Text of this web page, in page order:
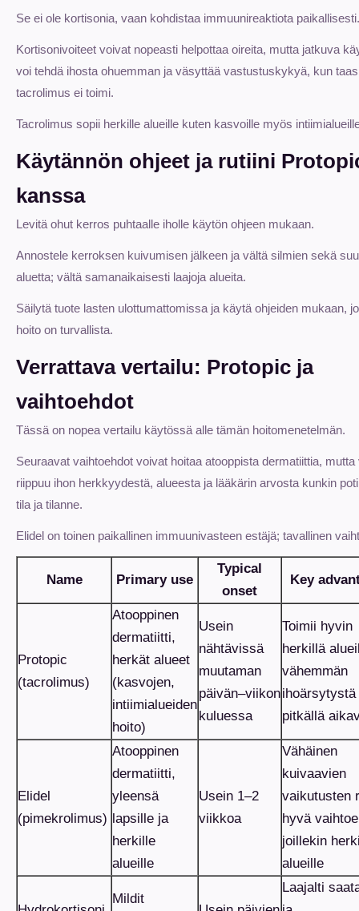
Se ei ole kortisonia, vaan kohdistaa immuunireaktiota paikallisesti.
Kortisonivoiteet voivat nopeasti helpottaa oireita, mutta jatkuva
voi tehdä ihosta ohuemman ja väsyttää vastustuskykyä, kun taas
tacrolimus ei toimi.
Tacrolimus sopii herkille alueille kuten kasvoille myös
Käytännön ohjeet ja rutiini
kanssa
Levitä ohut kerros puhtaalle iholle käytön ohjeen mukaan.
Annostele kerroksen kuivumisen jälkeen ja vältä silmien sekä
aluetta; vältä samanaikaisesti laajoja alueita.
Säilytä tuote lasten ulottumattomissa ja käytä ohjeiden mukaan,
hoito on turvallista.
Verrattava vertailu: Protopic ja
vaihtoehdot
Tässä on nopea vertailu käytössä alle tämän hoitomenetelmän.
Seuraavat vaihtoehdot voivat hoitaa atooppista dermatiittia, mutta
riippuu ihon herkkyydestä, alueesta ja lääkärin arvosta kunkin
tila ja tilanne.
Elidel on toinen paikallinen immuunivasteen estäjä; tavallinen
Name Primary use
Typical
onset
Key
Protopic
(tacrolimus)
Atooppinen
dermatiitti,
herkät alueet
(kasvojen,
intiimialueiden
hoito)
Usein
nähtävissä
muutaman
päivän–viikon
kuluessa
Toimii hyvin
herkillä
vähemmän
ihoärsytystä
pitkällä
Elidel
(pimekrolimus)
Atooppinen
dermatiitti,
yleensä
lapsille ja
herkille
alueille
Usein 1–2
viikkoa
Vähäinen
kuivaavien
vaikutusten
hyvä
joillekin
alueille
Mildit
Laajalti